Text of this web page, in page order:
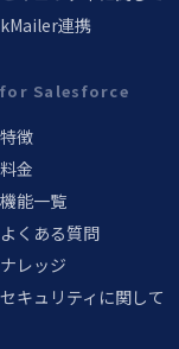
kMailer連携
for Salesforce
特徴
料金
機能一覧
よくある質問
ナレッジ
セキュリティに関して